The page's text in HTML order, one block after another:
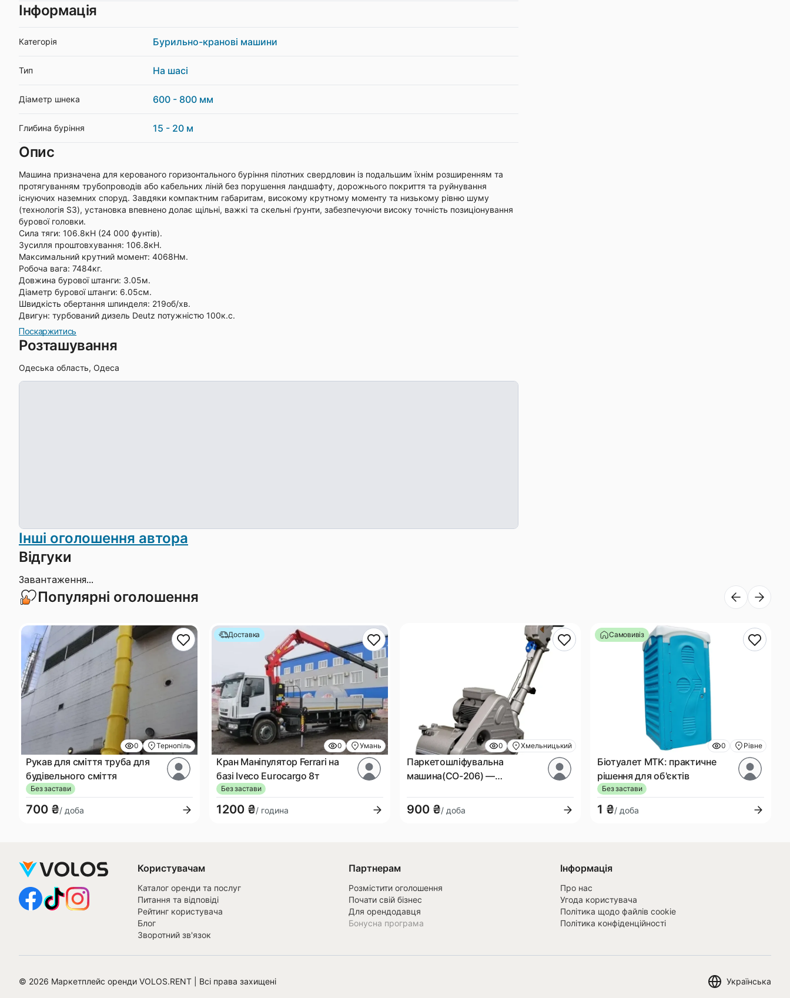
Інформація
Категорія Бурильно-кранові машини
Тип На шасі
Діаметр шнека 600 - 800 мм
Глибина буріння 15 - 20 м
Опис
Машина призначена для керованого горизонтального буріння пілотних свердловин із подальшим їхнім розширенням та
протягуванням трубопроводів або кабельних ліній без порушення ландшафту, дорожнього покриття та руйнування
існуючих наземних споруд. Завдяки компактним габаритам, високому крутному моменту та низькому рівню шуму
(технологія S3), установка впевнено долає щільні, важкі та скельні ґрунти, забезпечуючи високу точність позиціонування
бурової головки.
Сила тяги: 106.8кН (24 000 фунтів).
Зусилля проштовхування: 106.8кН.
Максимальний крутний момент: 4068Нм.
Робоча вага: 7484кг.
Довжина бурової штанги: 3.05м.
Діаметр бурової штанги: 6.05см.
Швидкість обертання шпинделя: 219об/хв.
Двигун: турбований дизель Deutz потужністю 100к.с.
Поскаржитись
Розташування
Одеська область, Одеса
Інші оголошення автора
Відгуки
Завантаження...
Популярні оголошення
0 Тернопіль
Рукав для сміття труба для
будівельного сміття
Без застави
700 ₴/ доба
Доставка
0 Умань
Кран Маніпулятор Ferrari на
базі Iveco Eurocargo 8т
Без застави
1200 ₴/ година
0 Хмельницький
Паркетошліфувальна
машина(СО-206) —
руками!
900 ₴/ доба
Самовивіз
0 Рівне
Біотуалет MTK: практичне
рішення для об'єктів
Без застави
1 ₴/ доба
Користувачам
Каталог оренди та послуг
Питання та відповіді
Рейтинг користувача
Блог
Зворотний зв'язок
Партнерам
Розмістити оголошення
Почати свій бізнес
Для орендодавця
Бонусна програма
Інформація
Про нас
Угода користувача
Політика щодо файлів cookie
Політика конфіденційності
© 2026 Маркетплейс оренди VOLOS.RENT | Всі права захищені Українська